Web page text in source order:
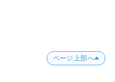
ページ上部へ